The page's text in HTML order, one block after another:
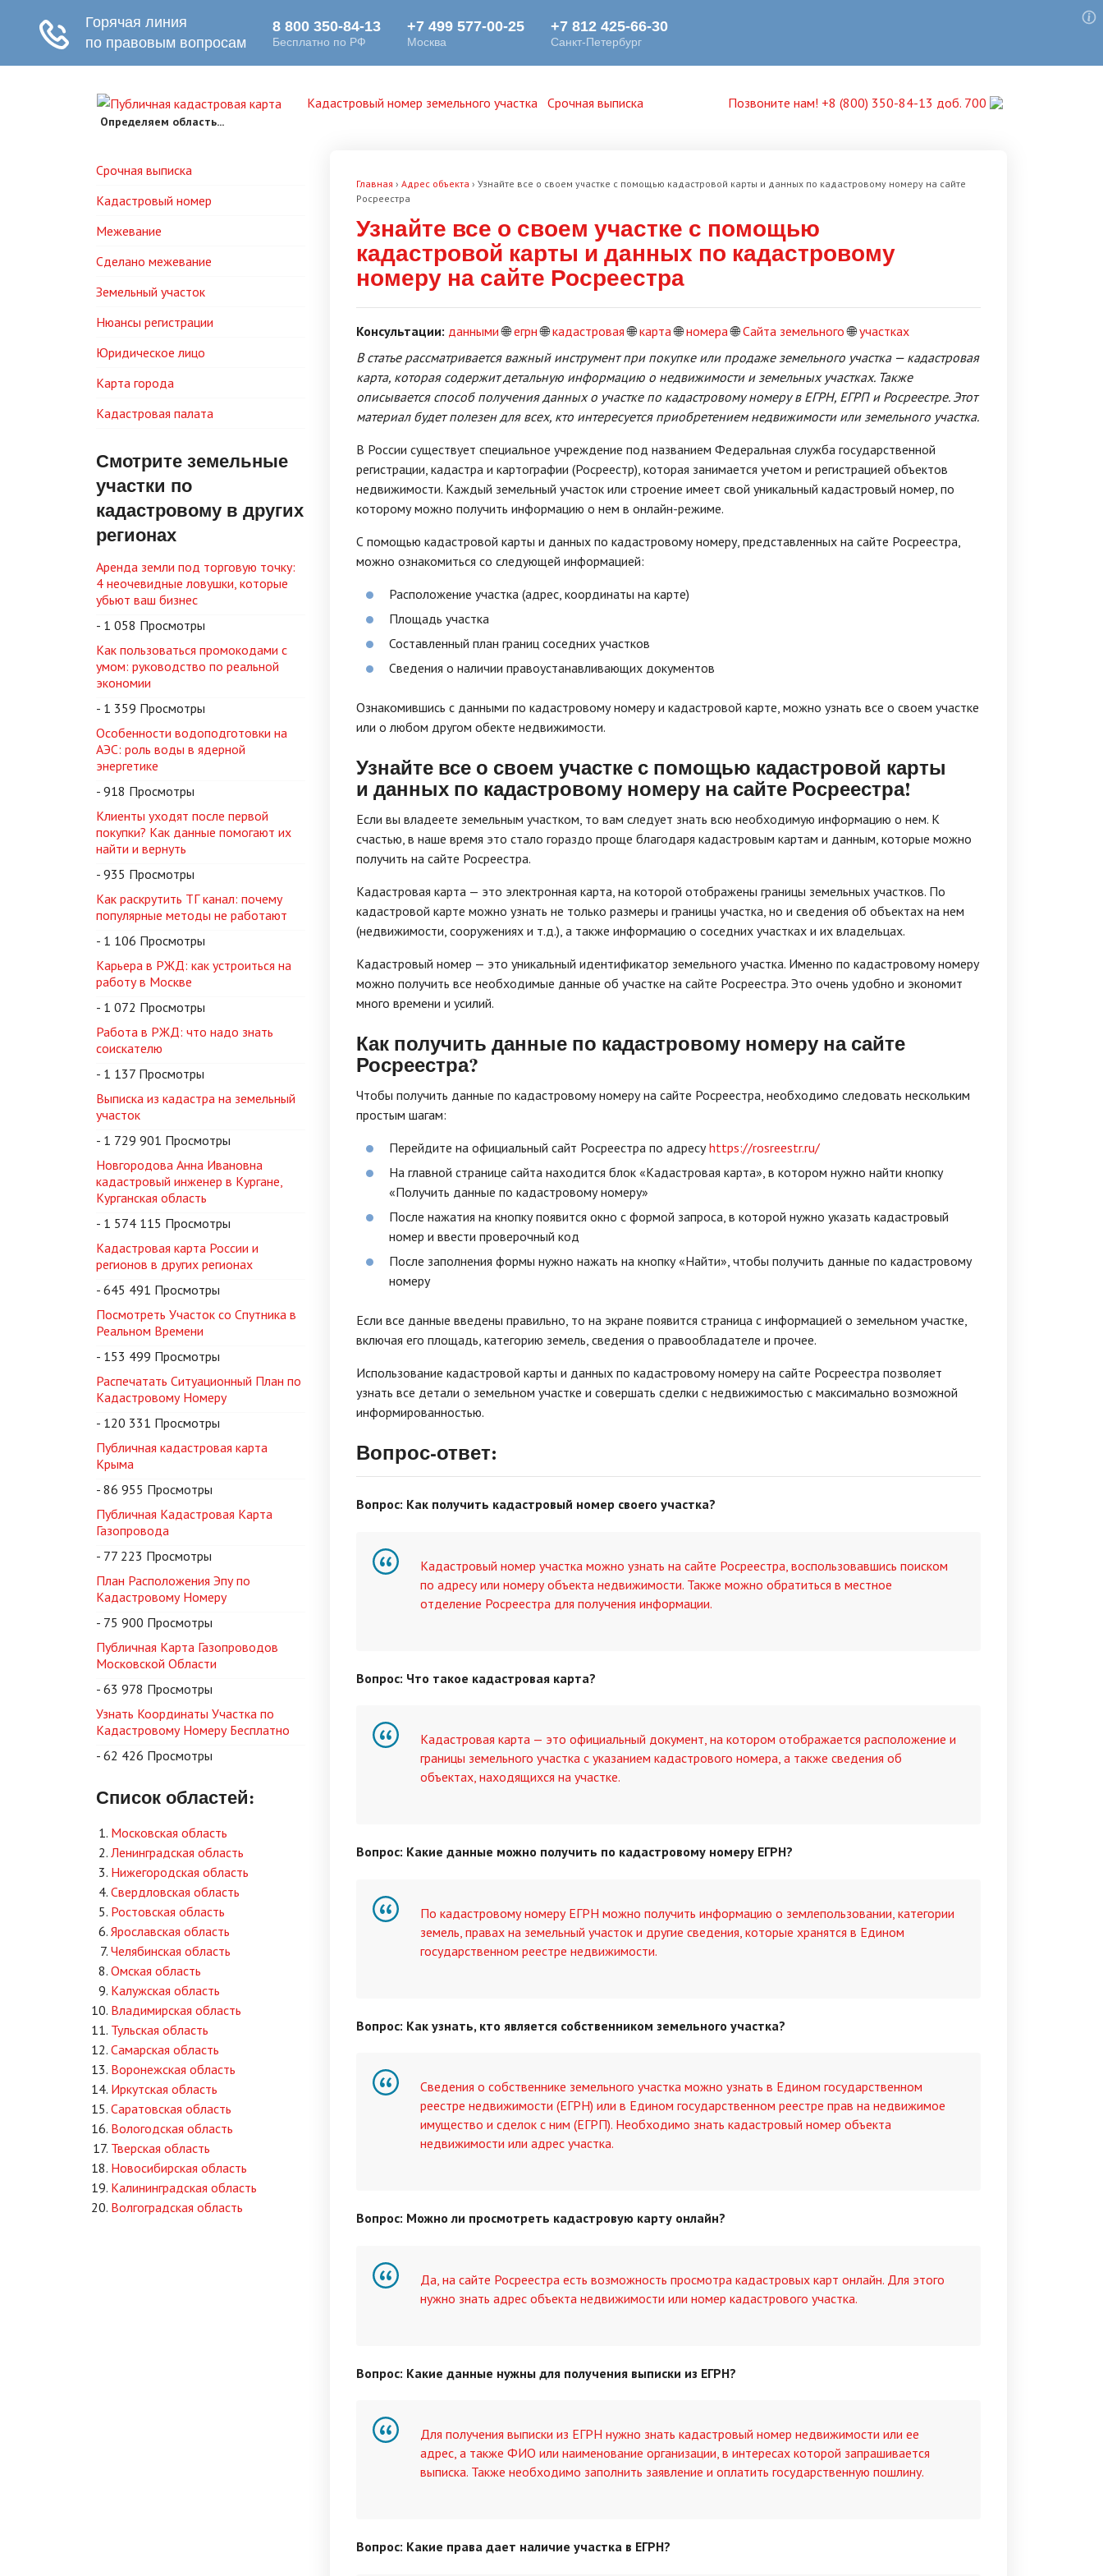
Кадастровый номер земельного участка Срочная выписка Позвоните нам! +8 (800) 350-84-13 доб. 700
Определяем область...
Главная › Адрес объекта › Узнайте все о своем участке с помощью кадастровой карты и данных по кадастровому номеру на сайте
Росреестра
Узнайте все о своем участке с помощью
кадастровой карты и данных по кадастровому
номеру на сайте Росреестра
Консультации: данными🌐егрн🌐кадастровая🌐карта🌐номера🌐Сайта земельного🌐участках
В статье рассматривается важный инструмент при покупке или продаже земельного участка — кадастровая
карта, которая содержит детальную информацию о недвижимости и земельных участках. Также
описывается способ получения данных о участке по кадастровому номеру в ЕГРН, ЕГРП и Росреестре. Этот
материал будет полезен для всех, кто интересуется приобретением недвижимости или земельного участка.
В России существует специальное учреждение под названием Федеральная служба государственной
регистрации, кадастра и картографии (Росреестр), которая занимается учетом и регистрацией объектов
недвижимости. Каждый земельный участок или строение имеет свой уникальный кадастровый номер, по
которому можно получить информацию о нем в онлайн-режиме.
С помощью кадастровой карты и данных по кадастровому номеру, представленных на сайте Росреестра,
можно ознакомиться со следующей информацией:
Расположение участка (адрес, координаты на карте)
Площадь участка
Составленный план границ соседних участков
Сведения о наличии правоустанавливающих документов
Ознакомившись с данными по кадастровому номеру и кадастровой карте, можно узнать все о своем участке
или о любом другом обекте недвижимости.
Узнайте все о своем участке с помощью кадастровой карты
и данных по кадастровому номеру на сайте Росреестра!
Если вы владеете земельным участком, то вам следует знать всю необходимую информацию о нем. К
счастью, в наше время это стало гораздо проще благодаря кадастровым картам и данным, которые можно
получить на сайте Росреестра.
Кадастровая карта — это электронная карта, на которой отображены границы земельных участков. По
кадастровой карте можно узнать не только размеры и границы участка, но и сведения об объектах на нем
(недвижимости, сооружениях и т.д.), а также информацию о соседних участках и их владельцах.
Кадастровый номер — это уникальный идентификатор земельного участка. Именно по кадастровому номеру
можно получить все необходимые данные об участке на сайте Росреестра. Это очень удобно и экономит
много времени и усилий.
Как получить данные по кадастровому номеру на сайте
Росреестра?
Чтобы получить данные по кадастровому номеру на сайте Росреестра, необходимо следовать нескольким
простым шагам:
Перейдите на официальный сайт Росреестра по адресуhttps://rosreestr.ru/
На главной странице сайта находится блок «Кадастровая карта», в котором нужно найти кнопку
«Получить данные по кадастровому номеру»
После нажатия на кнопку появится окно с формой запроса, в которой нужно указать кадастровый
номер и ввести проверочный код
После заполнения формы нужно нажать на кнопку «Найти», чтобы получить данные по кадастровому
номеру
Если все данные введены правильно, то на экране появится страница с информацией о земельном участке,
включая его площадь, категорию земель, сведения о правообладателе и прочее.
Использование кадастровой карты и данных по кадастровому номеру на сайте Росреестра позволяет
узнать все детали о земельном участке и совершать сделки с недвижимостью с максимально возможной
информированностью.
Вопрос-ответ:
Вопрос: Как получить кадастровый номер своего участка?
Кадастровый номер участка можно узнать на сайте Росреестра, воспользовавшись поиском
по адресу или номеру объекта недвижимости. Также можно обратиться в местное
отделение Росреестра для получения информации.
Вопрос: Что такое кадастровая карта?
Кадастровая карта — это официальный документ, на котором отображается расположение и
границы земельного участка с указанием кадастрового номера, а также сведения об
объектах, находящихся на участке.
Вопрос: Какие данные можно получить по кадастровому номеру ЕГРН?
По кадастровому номеру ЕГРН можно получить информацию о землепользовании, категории
земель, правах на земельный участок и другие сведения, которые хранятся в Едином
государственном реестре недвижимости.
Вопрос: Как узнать, кто является собственником земельного участка?
Сведения о собственнике земельного участка можно узнать в Едином государственном
реестре недвижимости (ЕГРН) или в Едином государственном реестре прав на недвижимое
имущество и сделок с ним (ЕГРП). Необходимо знать кадастровый номер объекта
недвижимости или адрес участка.
Вопрос: Можно ли просмотреть кадастровую карту онлайн?
Да, на сайте Росреестра есть возможность просмотра кадастровых карт онлайн. Для этого
нужно знать адрес объекта недвижимости или номер кадастрового участка.
Вопрос: Какие данные нужны для получения выписки из ЕГРН?
Для получения выписки из ЕГРН нужно знать кадастровый номер недвижимости или ее
адрес, а также ФИО или наименование организации, в интересах которой запрашивается
выписка. Также необходимо заполнить заявление и оплатить государственную пошлину.
Вопрос: Какие права дает наличие участка в ЕГРН?
Срочная выписка
Кадастровый номер
Межевание
Сделано межевание
Земельный участок
Нюансы регистрации
Юридическое лицо
Карта города
Кадастровая палата
Смотрите земельные
участки по
кадастровому в других
регионах
Аренда земли под торговую точку:
4 неочевидные ловушки, которые
убьют ваш бизнес
- 1 058 Просмотры
Как пользоваться промокодами с
умом: руководство по реальной
экономии
- 1 359 Просмотры
Особенности водоподготовки на
АЭС: роль воды в ядерной
энергетике
- 918 Просмотры
Клиенты уходят после первой
покупки? Как данные помогают их
найти и вернуть
- 935 Просмотры
Как раскрутить ТГ канал: почему
популярные методы не работают
- 1 106 Просмотры
Карьера в РЖД: как устроиться на
работу в Москве
- 1 072 Просмотры
Работа в РЖД: что надо знать
соискателю
- 1 137 Просмотры
Выписка из кадастра на земельный
участок
- 1 729 901 Просмотры
Новгородова Анна Ивановна
кадастровый инженер в Кургане,
Курганская область
- 1 574 115 Просмотры
Кадастровая карта России и
регионов в других регионах
- 645 491 Просмотры
Посмотреть Участок со Спутника в
Реальном Времени
- 153 499 Просмотры
Распечатать Ситуационный План по
Кадастровому Номеру
- 120 331 Просмотры
Публичная кадастровая карта
Крыма
- 86 955 Просмотры
Публичная Кадастровая Карта
Газопровода
- 77 223 Просмотры
План Расположения Эпу по
Кадастровому Номеру
- 75 900 Просмотры
Публичная Карта Газопроводов
Московской Области
- 63 978 Просмотры
Узнать Координаты Участка по
Кадастровому Номеру Бесплатно
- 62 426 Просмотры
Список областей:
Московская область
Ленинградская область
Нижегородская область
Свердловская область
Ростовская область
Ярославская область
Челябинская область
Омская область
Калужская область
Владимирская область
Тульская область
Самарская область
Воронежская область
Иркутская область
Саратовская область
Вологодская область
Тверская область
Новосибирская область
Калининградская область
Волгоградская область